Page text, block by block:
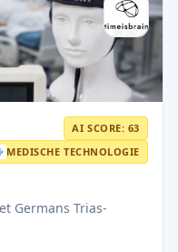
AI SCORE: 63
MEDISCHE TECHNOLOGIE
Germans Trias-